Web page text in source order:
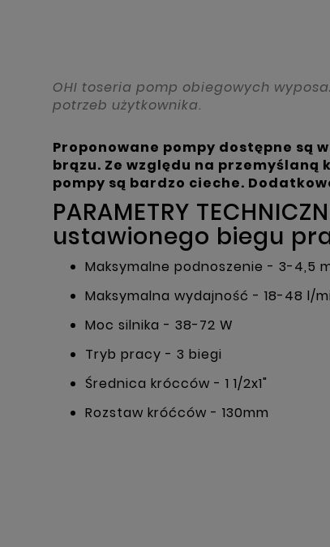
OHI toseria pomp obiegowych
potrzeb użytkownika.
Proponowane pompy dostępne są
brązu. Ze względu na
pompy są bardzo cieche.
PARAMETRY
ustawionego biegu
Maksymalne podnoszenie - 3-4,5
Maksymalna wydajność - 18-48 l/
Moc silnika - 38-72 W
Tryb pracy - 3 biegi
Średnica krócców - 1 1/2x1"
Rozstaw króćców - 130mm